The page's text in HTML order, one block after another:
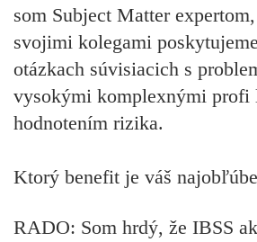
som Subject Matter
svojimi kolegami
otázkach súvisiacich s
vysokými komplexnými profi
hodnotením rizika.
Ktorý benefit je váš
RADO: Som hrdý, že IBSS